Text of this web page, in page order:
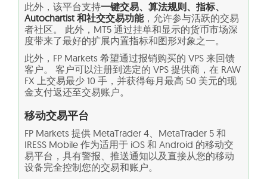
此外，该平台支持一键交易、算法规则、指标、
Autochartist 和社交交易功能，允许参与活跃的交易
者社区。 此外，MT5 通过挂单和显示的货币市场深
度带来了最好的扩展内置指标和图形对象之一。
此外，FP Markets 希望通过报销购买的 VPS 来回馈
客户。 客户可以注册到选定的 VPS 提供商，在 RAW
FX 上交易最少 10 手，并获得每月最高 50 美元的现
金支付返还至交易账户。
移动交易平台
FP Markets 提供 MetaTrader 4、MetaTrader 5 和
IRESS Mobile 作为适用于 iOS 和 Android 的移动交
易平台，具有警报、推送通知以及直接从您的移动
设备完全控制您的交易和账户。